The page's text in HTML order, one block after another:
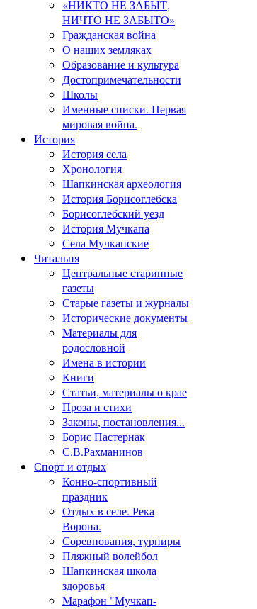
«НИКТО НЕ ЗАБЫТ,
НИЧТО НЕ ЗАБЫТО»
Гражданская война
О наших земляках
Образование и культура
Достопримечательности
Школы
Именные списки. Первая
мировая война.
История
История села
Хронология
Шапкинская археология
История Борисоглебска
Борисоглебский уезд
История Мучкапа
Села Мучкапские
Читальня
Центральные старинные
газеты
Старые газеты и журналы
Исторические документы
Материалы для
родословной
Имена в истории
Книги
Статьи, материалы о крае
Проза и стихи
Законы, постановления...
Борис Пастернак
С.В.Рахманинов
Спорт и отдых
Конно-спортивный
праздник
Отдых в селе. Река
Ворона.
Соревнования, турниры
Пляжный волейбол
Шапкинская школа
здоровья
Марафон "Мучкап-